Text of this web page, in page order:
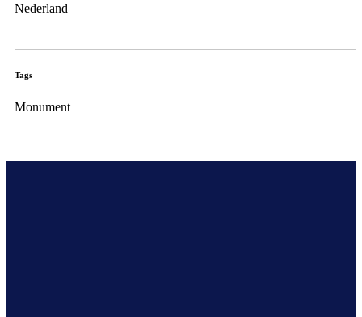
Nederland
Tags
Monument